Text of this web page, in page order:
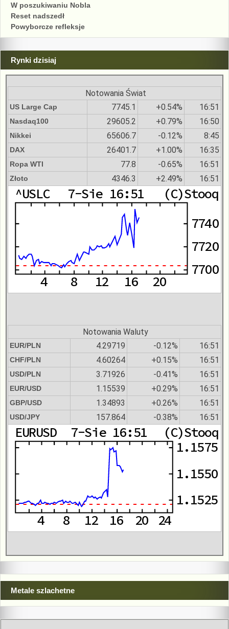
W poszukiwaniu Nobla
Reset nadszedł
Powyborcze refleksje
Rynki dzisiaj
Notowania Świat
US Large Cap 7745.1 +0.54% 16:51
Nasdaq100 29605.2 +0.79% 16:50
Nikkei 65606.7 -0.12% 8:45
DAX 26401.7 +1.00% 16:35
Ropa WTI 77.8 -0.65% 16:51
Złoto 4346.3 +2.49% 16:51
Notowania Waluty
EUR/PLN 4.29719 -0.12% 16:51
CHF/PLN 4.60264 +0.15% 16:51
USD/PLN 3.71926 -0.41% 16:51
EUR/USD 1.15539 +0.29% 16:51
GBP/USD 1.34893 +0.26% 16:51
USD/JPY 157.864 -0.38% 16:51
Metale szlachetne